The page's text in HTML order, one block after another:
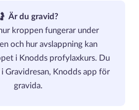
🤰 Är du gravid?
kroppen fungerar under
och hur avslappning kan
i Knodds profylaxkurs. Du
Gravidresan, Knodds app för
gravida.